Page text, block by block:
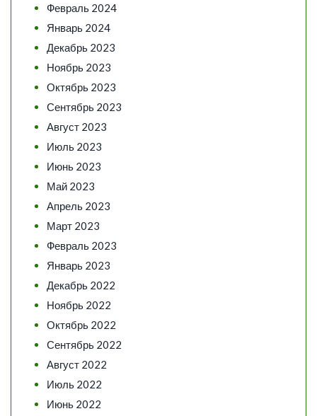
Февраль 2024
Январь 2024
Декабрь 2023
Ноябрь 2023
Октябрь 2023
Сентябрь 2023
Август 2023
Июль 2023
Июнь 2023
Май 2023
Апрель 2023
Март 2023
Февраль 2023
Январь 2023
Декабрь 2022
Ноябрь 2022
Октябрь 2022
Сентябрь 2022
Август 2022
Июль 2022
Июнь 2022